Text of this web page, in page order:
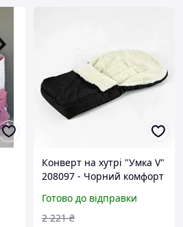
Конверт на хутрі "Умка V"
208097 - Чорний комфорт
Готово до відправки
2 221 ₴